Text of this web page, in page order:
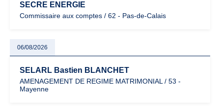
SECRE ENERGIE
Commissaire aux comptes / 62 - Pas-de-Calais
06/08/2026
SELARL Bastien BLANCHET
AMENAGEMENT DE REGIME MATRIMONIAL / 53 -
Mayenne